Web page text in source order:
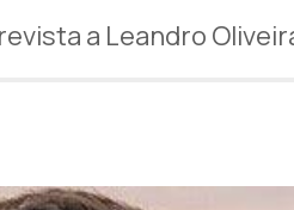
a Leandro